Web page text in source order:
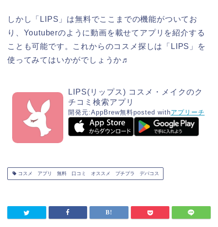
しかし「LIPS」は無料でここまでの機能がついてお
り、Youtuberのように動画を載せてアプリを紹介する
ことも可能です。これからのコスメ探しは「LIPS」を
使ってみてはいかがでしょうか♬
LIPS(リップス) コスメ・メイクのク
チコミ検索アプリ
開発元:AppBrew無料posted withアプリーチ
コスメ アプリ 無料 口コミ オススメ プチプラ デパコス